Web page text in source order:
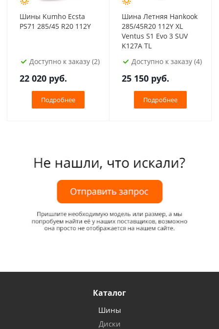
Шины Kumho Ecsta
PS71 285/45 R20 112Y
Доступно к заказу (2)
22 020 руб.
Подробнее
Шина Летняя Hankook
285/45R20 112Y XL
Ventus S1 Evo 3 SUV
K127A TL
Доступно к заказу (4)
25 150 руб.
Подробнее
Каталог
Шины
Диски